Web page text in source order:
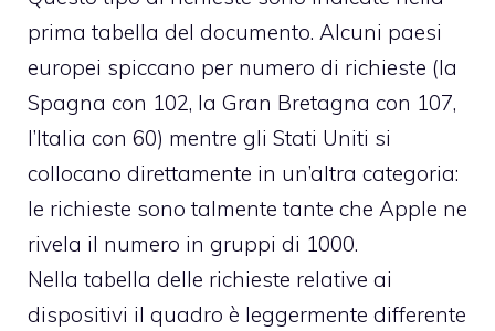
prima tabella del documento. Alcuni paesi
europei spiccano per numero di richieste (la
Spagna con 102, la Gran Bretagna con 107,
l’Italia con 60) mentre gli Stati Uniti si
collocano direttamente in un’altra categoria:
le richieste sono talmente tante che Apple ne
rivela il numero in gruppi di 1000.
Nella tabella delle richieste relative ai
dispositivi il quadro è leggermente differente